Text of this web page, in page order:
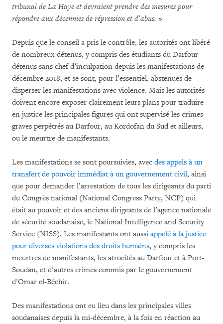
tribunal de La Haye et devraient prendre des mesures pour
répondre aux décennies de répression et d’abus. »
Depuis que le conseil a pris le contrôle, les autorités ont libéré
de nombreux détenus, y compris des étudiants du Darfour
détenus sans chef d’inculpation depuis les manifestations de
décembre 2018, et se sont, pour l’essentiel, abstenues de
disperser les manifestations avec violence. Mais les autorités
doivent encore exposer clairement leurs plans pour traduire
en justice les principales figures qui ont supervisé les crimes
graves perpétrés au Darfour, au Kordofan du Sud et ailleurs,
ou le meurtre de manifestants.
Les manifestations se sont poursuivies, avec des appels à un
transfert de pouvoir immédiat à un gouvernement civil, ainsi
que pour demander l’arrestation de tous les dirigeants du parti
du Congrès national (National Congress Party, NCP) qui
était au pouvoir et des anciens dirigeants de l’agence nationale
de sécurité soudanaise, le National Intelligence and Security
Service (NISS). Les manifestants ont aussi appelé à la justice
pour diverses violations des droits humains, y compris les
meurtres de manifestants, les atrocités au Darfour et à Port-
Soudan, et d’autres crimes commis par le gouvernement
d’Omar el-Béchir.
Des manifestations ont eu lieu dans les principales villes
soudanaises depuis la mi-décembre, à la fois en réaction au